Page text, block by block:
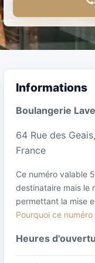
Informations
Boulangerie
64 Rue des
France
Ce numéro valable
destinataire mais le
permettant la mise
Pourquoi ce numéro
Heures